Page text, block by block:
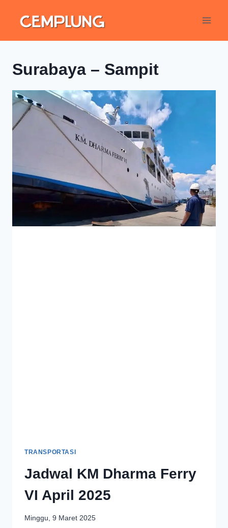
Surabaya – Sampit
TRANSPORTASI
Jadwal KM Dharma Ferry
VI April 2025
Minggu, 9 Maret 2025